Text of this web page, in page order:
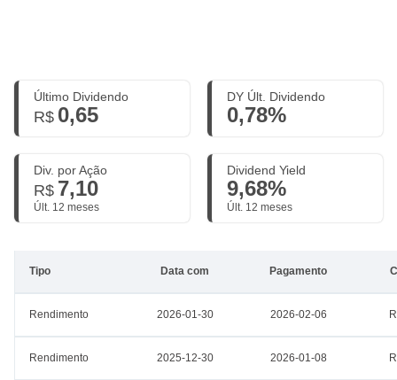
Último Dividendo
R$ 0,65
DY Últ. Dividendo
0,78%
Div. por Ação
R$ 7,10
Últ. 12 meses
Dividend Yield
9,68%
Últ. 12 meses
Tipo Data com Pagamento
Rendimento 2026-01-30 2026-02-06
Rendimento 2025-12-30 2026-01-08